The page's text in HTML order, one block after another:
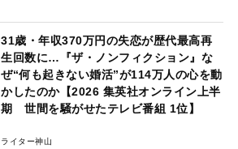
31歳・年収370万円の失恋が歴代最高再
生回数に…『ザ・ノンフィクション』な
ぜ“何も起きない婚活”が114万人の心を動
かしたのか【2026 集英社オンライン上半
期 世間を騒がせたテレビ番組 1位】
ライター神山